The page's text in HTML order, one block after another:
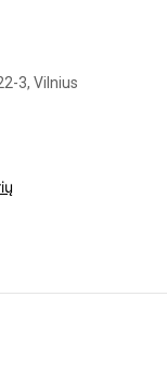
3, Vilnius